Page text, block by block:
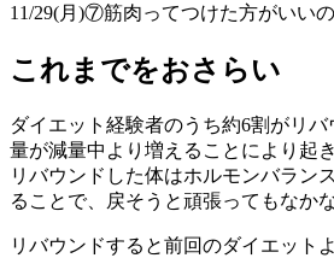
11/29(月)⑦筋肉ってつけた方がいいの
これまでをおさらい
ダイエット経験者のうち約6割がリ
量が減量中より増えることにより起き
リバウンドした体はホルモンバラン
ることで、戻そうと頑張ってもなか
リバウンドすると前回のダイエット